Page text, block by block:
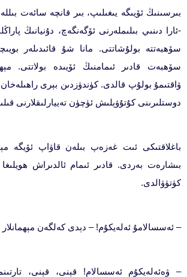
بىرسىنىڭ ئۆيىگە يىغىلىپ، بىر قانچە سائەت
-ئارا دىنىي بىلىملەرنى ئۆگەنگەچ، دۇنيانىڭ
سۆھبەتتە بولۇشاتتى. مانا شۇ قائىدىلەر
سۆھبەت قادىر ئىمامنىڭ ئۆيىدە بولاتتى.
ۋاقتىمۇ بولۇپ قالدى. كۈندۈزدىن بېرى راھىلەخان
دوستلىرىنى كۇتۇۋېلىش ئۈچۈن تەييارلىقلارنى
باغلاقتىكى ئىت غەزەپ بىلەن قاۋاپ ئۆيگە
بىشارەت بەردى. قادىر ئىمام ئالدىراش
كۈتۈۋالدى.
– ئەسسالامۇ ئەلەيكۇم! – دېدى كەلگەن مېھمانلار
– ۋەئەلەيكۇم ئەسسالام! قېنى، قېنى،